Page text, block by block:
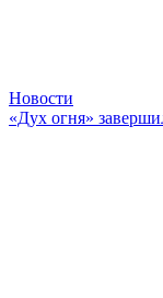
Новости
«Дух огня»